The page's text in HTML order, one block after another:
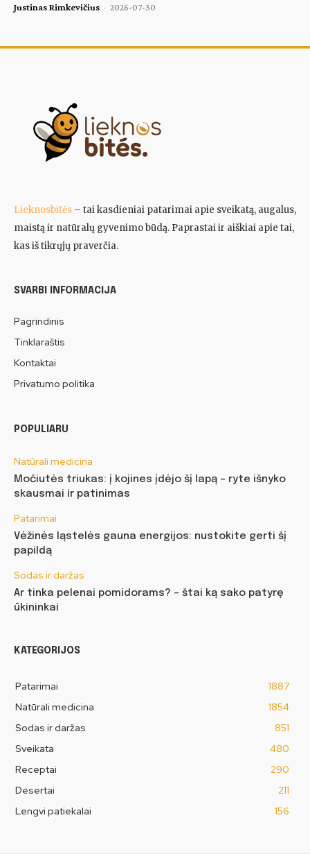
Justinas Rimkevičius - 2026-07-30
Lieknosbitės – tai kasdieniai patarimai apie sveikatą, augalus,
maistą ir natūralų gyvenimo būdą. Paprastai ir aiškiai apie tai,
kas iš tikrųjų praverčia.
SVARBI INFORMACIJA
Pagrindinis
Tinklaraštis
Kontaktai
Privatumo politika
POPULIARU
Natūrali medicina
Močiutės triukas: į kojines įdėjo šį lapą – ryte išnyko
skausmai ir patinimas
Patarimai
Vėžinės ląstelės gauna energijos: nustokite gerti šį
papildą
Sodas ir daržas
Ar tinka pelenai pomidorams? – štai ką sako patyrę
ūkininkai
KATEGORIJOS
Patarimai
1887
Natūrali medicina
1854
Sodas ir daržas
851
Sveikata
480
Receptai
290
Desertai
211
Lengvi patiekalai
156